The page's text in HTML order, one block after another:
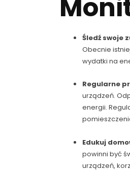
Śledź swoje
Obecnie
wydatki na
Regularne
urządzeń.
energii.
Edukuj
powinni być
urządzeń,